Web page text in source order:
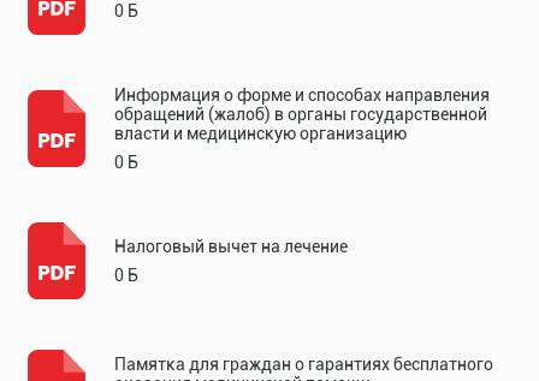
0 Б
Информация о форме и способах направления
обращений (жалоб) в органы государственной
власти и медицинскую организацию
0 Б
Налоговый вычет на лечение
0 Б
Памятка для граждан о гарантиях бесплатного